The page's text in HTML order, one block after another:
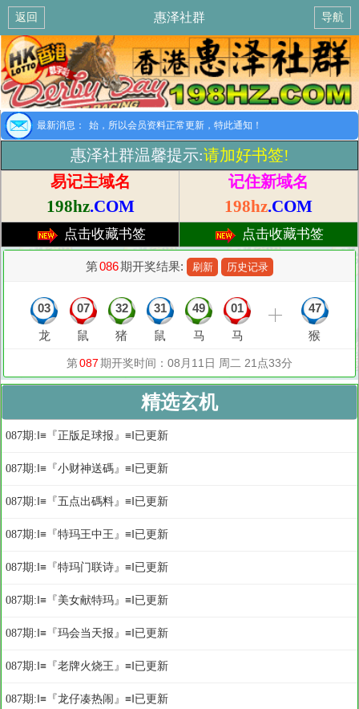
返回 惠泽社群 导航
最新消息：
示：8月1日开始，所以会员资料正常更新，特此通知！
惠泽社群温馨提示:请加好书签!
易记主域名
198hz.COM
记住新域名
198hz.COM
点击收藏书签 点击收藏书签
精选玄机
087期:‖≡『正版足球报』≡‖已更新
087期:‖≡『小财神送碼』≡‖已更新
087期:‖≡『五点出碼料』≡‖已更新
087期:‖≡『特玛王中王』≡‖已更新
087期:‖≡『特玛门联诗』≡‖已更新
087期:‖≡『美女献特玛』≡‖已更新
087期:‖≡『玛会当天报』≡‖已更新
087期:‖≡『老牌火烧王』≡‖已更新
087期:‖≡『龙仔凑热闹』≡‖已更新